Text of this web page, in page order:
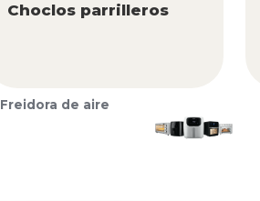
Choclos parrilleros
Freidora de aire